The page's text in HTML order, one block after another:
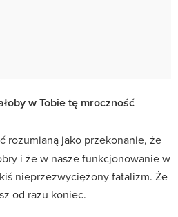
w Tobie tę mroczność
rozumianą jako przekonanie, że
i że w nasze funkcjonowanie w
nieprzezwyciężony fatalizm. Że
od razu koniec.